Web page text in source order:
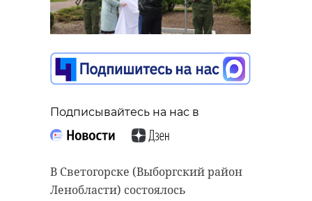
Подписывайтесь на нас в
В Светогорске (Выборгский район
Ленобласти) состоялось